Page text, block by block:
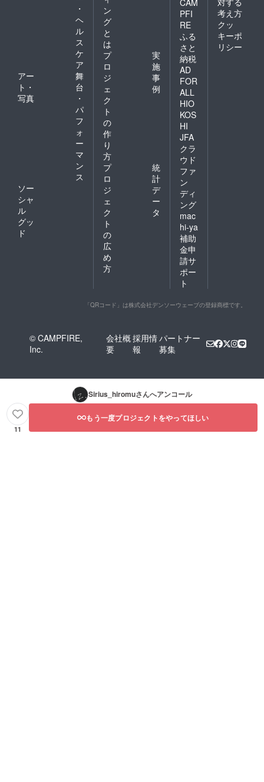
・
ヘ
ル
ス
ケ
ア
アー
ト・
写真
舞
台
・
パ
フ
ォ
ー
マ
ン
ス
ソー
シャ
ル
グッ
ド
ン
グ
と
は
プ
ロ
ジ
ェ
ク
ト
の
作
り
方
実
施
事
例
プ
ロ
ジ
ェ
ク
ト
の
広
め
方
統
計
デ
ー
タ
PFI
RE
ふる
さと
納税
AD
FOR
ALL
HIO
KOS
HI
JFA
クラ
ウド
ファ
ン
ディ
ング
mac
hi-ya
補助
金申
請サ
ポー
ト
考え方
クッ
キーポ
リシー
「QRコード」は株式会社デンソーウェーブの登録商標です。
© CAMPFIRE,
Inc.
会社概
要
採用情
報
パートナー
募集
Sirius_hiromuさんへアンコール
11
もう一度プロジェクトをやってほしい